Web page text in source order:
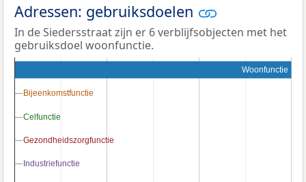
Adressen: gebruiksdoelen
In de Siedersstraat zijn er 6 verblijfsobjecten met het
gebruiksdoel woonfunctie.
Woonfunctie
Bijeenkomstfunctie
Bijeenkomstfunctie
Celfunctie
Celfunctie
Gezondheidszorgfunctie
Gezondheidszorgfunctie
Industriefunctie
Industriefunctie